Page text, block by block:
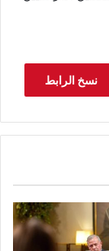
نسخ الرابط